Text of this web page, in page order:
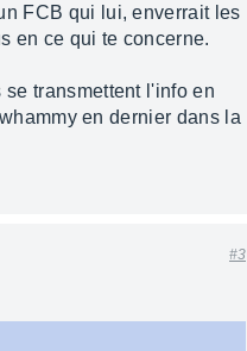
FCB qui lui, enverrait les
en ce qui te concerne.
transmettent l'info en
en dernier dans la
#3